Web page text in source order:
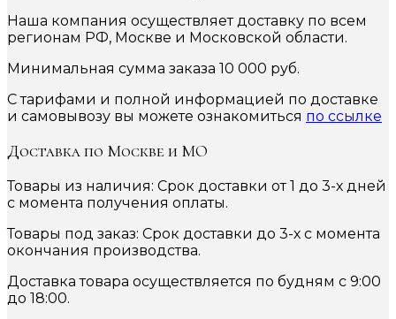
Наша компания осуществляет доставку по всем
регионам РФ, Москве и Московской области.
Минимальная сумма заказа 10 000 руб.
С тарифами и полной информацией по доставке
и самовывозу вы можете ознакомиться по ссылке
Доставка по Москве и МО
Товары из наличия: Срок доставки от 1 до 3-х дней
с момента получения оплаты.
Товары под заказ: Срок доставки до 3-х с момента
окончания производства.
Доставка товара осуществляется по будням с 9:00
до 18:00.